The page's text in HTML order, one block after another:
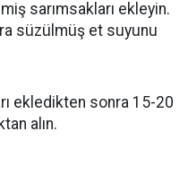
sarımsakları ekleyin.
süzülmüş et suyunu
ekledikten sonra 15-20
alın.